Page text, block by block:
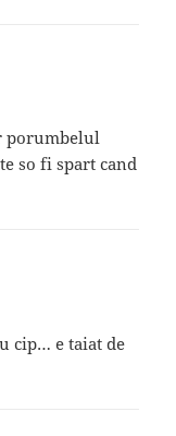
porumbelul
so fi spart cand
cip… e taiat de